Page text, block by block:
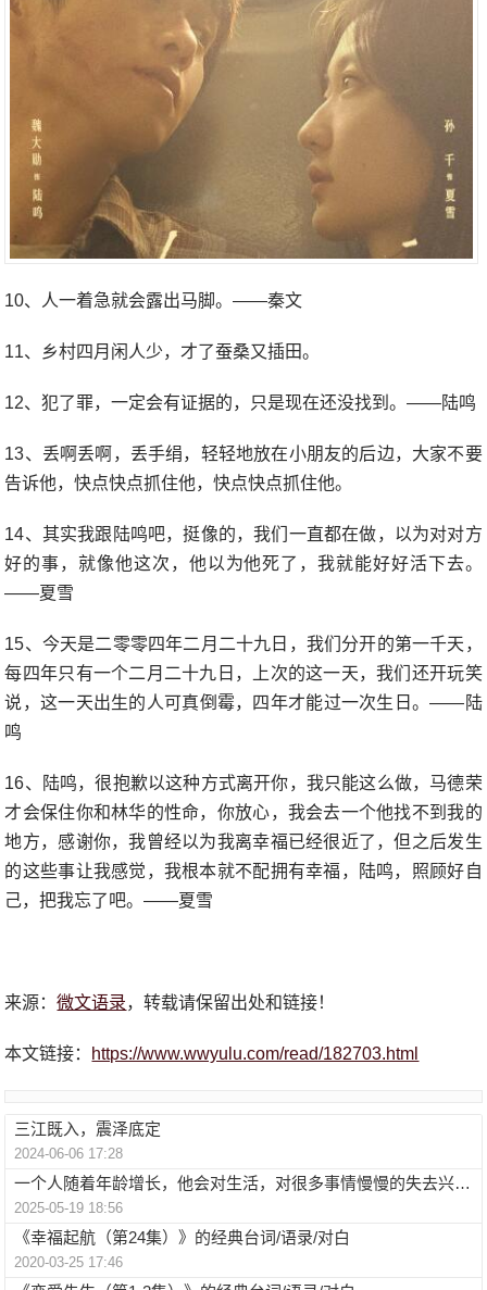
10、人一着急就会露出马脚。——秦文
11、乡村四月闲人少，才了蚕桑又插田。
12、犯了罪，一定会有证据的，只是现在还没找到。——陆鸣
13、丢啊丢啊，丢手绢，轻轻地放在小朋友的后边，大家不要
告诉他，快点快点抓住他，快点快点抓住他。
14、其实我跟陆鸣吧，挺像的，我们一直都在做，以为对对方
好的事，就像他这次，他以为他死了，我就能好好活下去。
——夏雪
15、今天是二零零四年二月二十九日，我们分开的第一千天，
每四年只有一个二月二十九日，上次的这一天，我们还开玩笑
说，这一天出生的人可真倒霉，四年才能过一次生日。——陆
鸣
16、陆鸣，很抱歉以这种方式离开你，我只能这么做，马德荣
才会保住你和林华的性命，你放心，我会去一个他找不到我的
地方，感谢你，我曾经以为我离幸福已经很近了，但之后发生
的这些事让我感觉，我根本就不配拥有幸福，陆鸣，照顾好自
己，把我忘了吧。——夏雪
来源：微文语录，转载请保留出处和链接！
本文链接： https://www.wwyulu.com/read/182703.html
三江既入，震泽底定
2024-06-06 17:28
一个人随着年龄增长，他会对生活，对很多事情慢慢的失去兴趣，就这样一个人
2025-05-19 18:56
《幸福起航（第24集）》的经典台词/语录/对白
2020-03-25 17:46